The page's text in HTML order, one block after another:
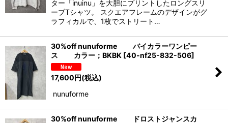
ター「inuinu」を大胆にプリントしたロングスリ
ーブTシャツ。 スクエアフレームのデザインがグ
ラフィカルで、1枚でストリート…
30%off nunuforme バイカラーワンピー
ス カラー；BKBK [40-nf25-832-506]
17,600円(税込)
nunuforme
30%off nunuforme ドロストジャンスカ